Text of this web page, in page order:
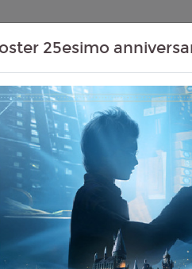
Listino Prezzi Contenuti
2 (THE BAD GUYS 2)
Durata: 103 min
Lingua: Italiano
25esimo